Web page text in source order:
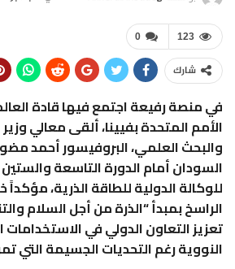
0 123
شارك
في منصة رفيعة اجتمع فيها قادة
الأمم المتحدة بفيينا، ألقى معالي وزير
والبحث العلمي، البروفيسور أحمد
السودان أمام الدورة التاسعة
للوكالة الدولية للطاقة الذرية، مؤكداً
الراسخ بمبدأ “الذرة من أجل السلام
تعزيز التعاون الدولي في
النووية رغم التحديات الجسيمة التي تمر